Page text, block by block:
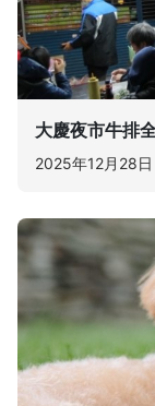
大慶夜市牛排
2025年12月28日